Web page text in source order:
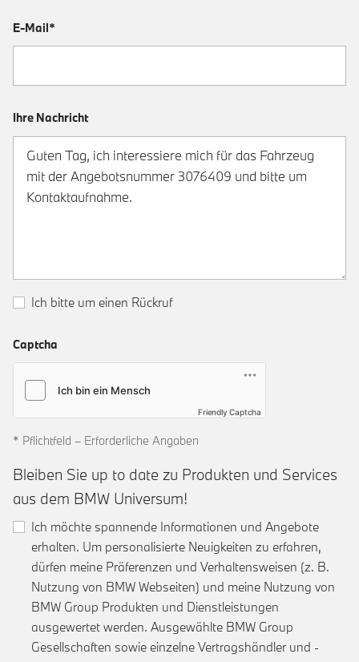
E-Mail*
Ihre Nachricht
Ich bitte um einen Rückruf
Captcha
Friendly Captcha
* Pflichtfeld – Erforderliche Angaben
Bleiben Sie up to date zu Produkten und Services
aus dem BMW Universum!
Ich möchte spannende Informationen und Angebote
erhalten. Um personalisierte Neuigkeiten zu erfahren,
dürfen meine Präferenzen und Verhaltensweisen (z. B.
Nutzung von BMW Webseiten) und meine Nutzung von
BMW Group Produkten und Dienstleistungen
ausgewertet werden. Ausgewählte BMW Group
Gesellschaften sowie einzelne Vertragshändler und -